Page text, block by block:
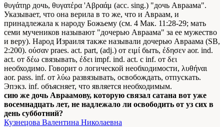
θυγάτηρ дочь, θυγατέρα 'Αβραάμ (асс. sing.) "дочь Авраама".
Указывает, что она верила в то же, что и Авраам, и
принадлежала к народу Божьему (см. 4 Мак. 11:28-29; мать
семи мучеников называют "дочерью Авраама" за ее мужество
и веру). Народ Израиля также называли дочерью Авраама (SB,
2:200). ούσαν praes. act. part, (adj.) от ειμί быть, έδησεν aor. ind.
act. от δέω связывать, έδει impf. ind. act. с inf. от δει
необходимо. Говорит о логической необходимости, λυθήναι
aor. pass. inf. от λύω развязывать, освобождать, отпускать.
Эпэкз. inf. объясняет, что является необходимым.
сию же дочь Авраамову, которую связал сатана вот уже
восемнадцать лет, не надлежало ли освободить от уз сих в
день субботний?
Кузнецова Валентина Николаевна